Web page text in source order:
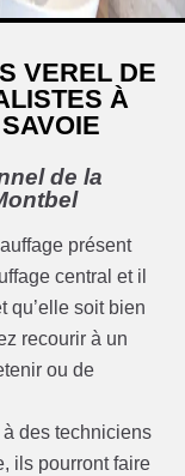
VEREL DE
À
de la
présent
central et il
qu’elle soit bien
recourir à un
ou de
des techniciens
ils pourront faire